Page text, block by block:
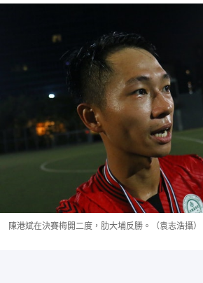
陳港斌在決賽梅開二度，肋大埔反勝。（袁志浩攝）